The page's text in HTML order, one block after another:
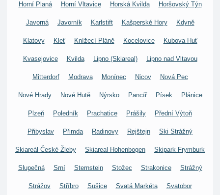
Horní Planá Horní Vltavice Horská Kvilda Horšovský Týn
Javorná Javorník Karlstift Kašperské Hory Kdyně
Klatovy Kleť Knížecí Pláně Kocelovice Kubova Huť
Kvasejovice Kvilda Lipno (Skiareal) Lipno nad Vltavou
Mitterdorf Modrava Monínec Nicov Nová Pec
Nové Hrady Nové Hutě Nýrsko Pancíř Písek Plánice
Plzeň Poledník Prachatice Prášily Přední Výtoň
Přibyslav Přimda Radinovy Rejštejn Ski Strážný
Skiareál České Žleby Skiareal Hohenbogen Skipark Frymburk
Slupečná Srní Sternstein Stožec Strakonice Strážný
Strážov Stříbro Sušice Svatá Markéta Svatobor